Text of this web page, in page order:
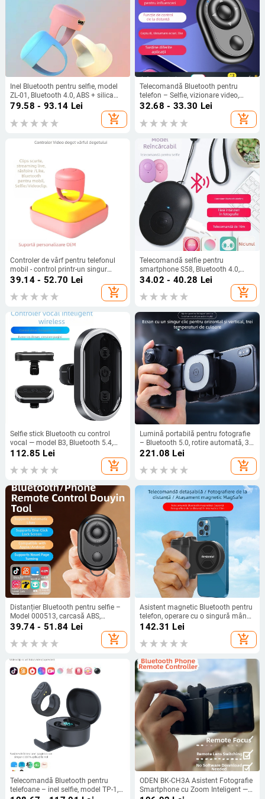
Inel Bluetooth pentru selfie, model
ZL-01, Bluetooth 4.0, ABS + silica
gel, greutate aproximativă 4 g
79.58 - 93.14 Lei
add_shopping_cart
Telecomandă Bluetooth pentru
telefon – Selfie, vizionare video,
derulare pagini, control Like,
declanșator; Bluetooth 4.0, ABS, 10
g
32.68 - 33.30 Lei
add_shopping_cart
Controler de vârf pentru telefonul
mobil - control printr-un singur
atingere, Bluetooth 5.1, ABS, 18 g,
USB încărcare (model ATG-SJL)
39.14 - 52.70 Lei
add_shopping_cart
Telecomandă selfie pentru
smartphone S58, Bluetooth 4.0,
corp ABS, 0,015 kg
34.02 - 40.28 Lei
add_shopping_cart
Selfie stick Bluetooth cu control
vocal — model B3, Bluetooth 5.4,
ABS, 13 g
112.85 Lei
add_shopping_cart
Lumină portabilă pentru fotografie
– Bluetooth 5.0, rotire automată, 3
niveluri de iluminare, corp ABS, BBC-
fotografiere orizontală și verticală
221.08 Lei
add_shopping_cart
Distanțier Bluetooth pentru selfie –
Model 000513, carcasă ABS,
Bluetooth 2.0, compatibil universal,
39.74 - 51.84 Lei
add_shopping_cart
Asistent magnetic Bluetooth pentru
telefon, operare cu o singură mână,
stabilizare antișoc pentru
înregistrări video și Vlog, cap de
trepied PH-30B, ABS, 95 g
142.31 Lei
add_shopping_cart
Telecomandă Bluetooth pentru
telefoane – inel selfie, model TP-1,
ODEN BK-CH3A Asistent Fotografie
Smartphone cu Zoom Inteligent —